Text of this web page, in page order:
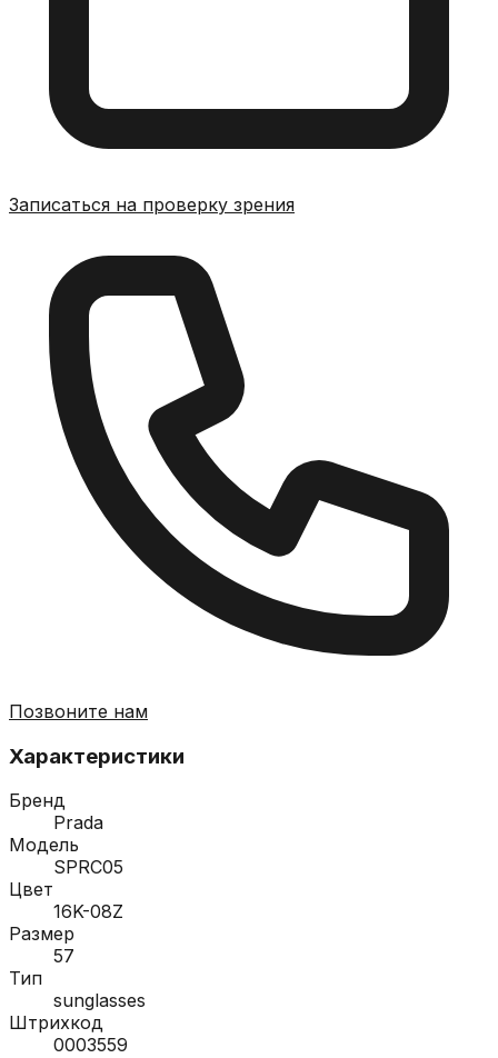
Записаться на проверку зрения
Позвоните нам
Характеристики
Бренд
Prada
Модель
SPRC05
Цвет
16K-08Z
Размер
57
Тип
sunglasses
Штрихкод
0003559